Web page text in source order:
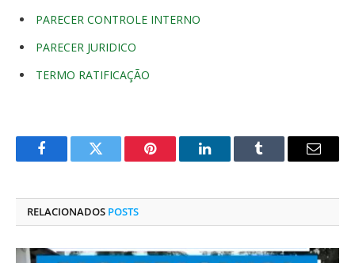
PARECER CONTROLE INTERNO
PARECER JURIDICO
TERMO RATIFICAÇÃO
FacebookTwitter Pinterest O
Tumblr
E-
RELACIONADOS POSTS